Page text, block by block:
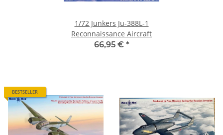
1/72 Junkers Ju-388L-1
Reconnaissance Aircraft
66,95 € *
BESTSELLER